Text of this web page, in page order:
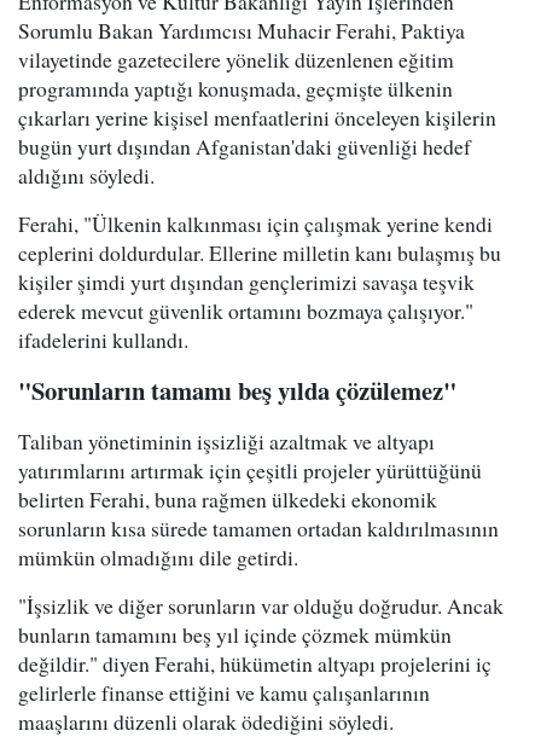
Sorumlu Bakan Yardımcısı Muhacir Ferahi, Paktiya
vilayetinde gazetecilere yönelik düzenlenen eğitim
programında yaptığı konuşmada, geçmişte ülkenin
çıkarları yerine kişisel menfaatlerini önceleyen kişilerin
bugün yurt dışından Afganistan'daki güvenliği hedef
aldığını söyledi.
Ferahi, "Ülkenin kalkınması için çalışmak yerine kendi
ceplerini doldurdular. Ellerine milletin kanı bulaşmış bu
kişiler şimdi yurt dışından gençlerimizi savaşa teşvik
ederek mevcut güvenlik ortamını bozmaya çalışıyor."
ifadelerini kullandı.
"Sorunların tamamı beş yılda çözülemez"
Taliban yönetiminin işsizliği azaltmak ve altyapı
yatırımlarını artırmak için çeşitli projeler yürüttüğünü
belirten Ferahi, buna rağmen ülkedeki ekonomik
sorunların kısa sürede tamamen ortadan kaldırılmasının
mümkün olmadığını dile getirdi.
"İşsizlik ve diğer sorunların var olduğu doğrudur. Ancak
bunların tamamını beş yıl içinde çözmek mümkün
değildir." diyen Ferahi, hükümetin altyapı projelerini iç
gelirlerle finanse ettiğini ve kamu çalışanlarının
maaşlarını düzenli olarak ödediğini söyledi.